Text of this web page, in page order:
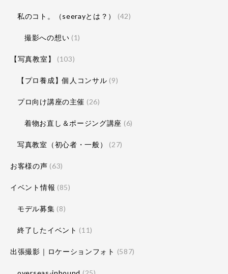
私のコト。（seerayとは？） (42)
撮影への想い (1)
【写真教室】 (103)
【プロ養成】個人コンサル (9)
プロ向け講座の主催 (26)
着物お直し＆ポージング講座 (6)
写真教室（初心者・一般） (27)
お客様の声 (63)
イベント情報 (85)
モデル募集 (8)
終了したイベント (11)
出張撮影｜ロケーションフォト (587)